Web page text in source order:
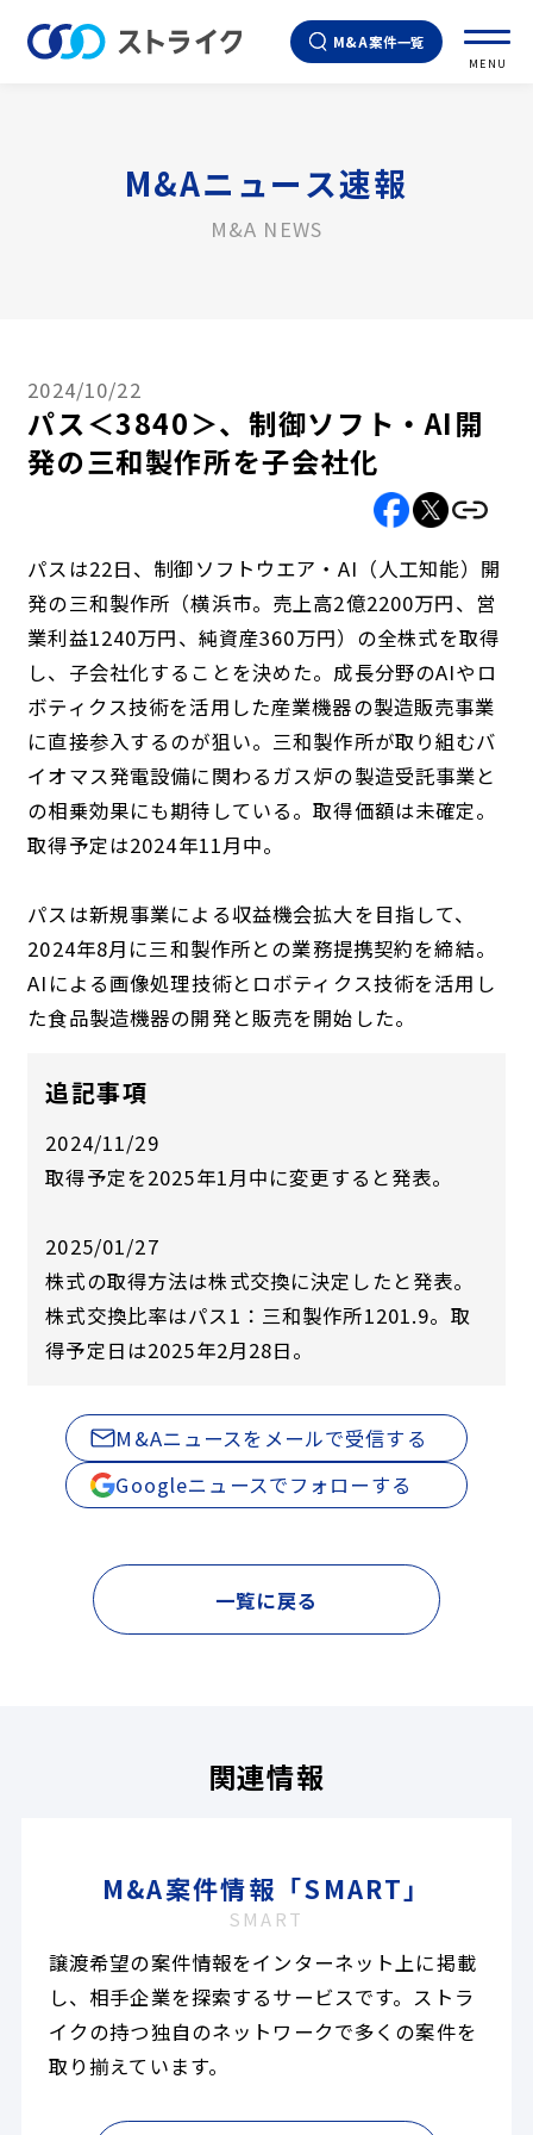
M&A案件一覧
MENU
M&Aニュース速報
M&A NEWS
2024/10/22
パス＜3840＞、制御ソフト・AI開
発の三和製作所を子会社化
パスは22日、制御ソフトウエア・AI（人工知能）開
発の三和製作所（横浜市。売上高2億2200万円、営
業利益1240万円、純資産360万円）の全株式を取得
し、子会社化することを決めた。成長分野のAIやロ
ボティクス技術を活用した産業機器の製造販売事業
に直接参入するのが狙い。三和製作所が取り組むバ
イオマス発電設備に関わるガス炉の製造受託事業と
の相乗効果にも期待している。取得価額は未確定。
取得予定は2024年11月中。
パスは新規事業による収益機会拡大を目指して、
2024年8月に三和製作所との業務提携契約を締結。
AIによる画像処理技術とロボティクス技術を活用し
た食品製造機器の開発と販売を開始した。
追記事項
2024/11/29
取得予定を2025年1月中に変更すると発表。
2025/01/27
株式の取得方法は株式交換に決定したと発表。
株式交換比率はパス1：三和製作所1201.9。取
得予定日は2025年2月28日。
M&Aニュースをメールで受信する
Googleニュースでフォローする
一覧に戻る
関連情報
M&A案件情報「SMART」
SMART
譲渡希望の案件情報をインターネット上に掲載
し、相手企業を探索するサービスです。ストラ
イクの持つ独自のネットワークで多くの案件を
取り揃えています。